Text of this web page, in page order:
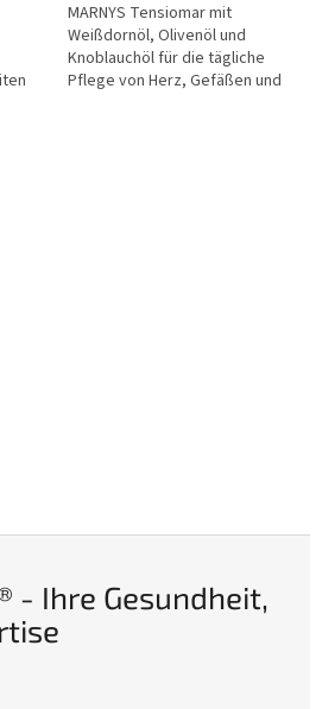
MARNYS Tensiomar mit
Weißdornöl, Olivenöl und
Knoblauchöl für die tägliche
Pflege von Herz, Gefäßen und
- Ihre Gesundheit,